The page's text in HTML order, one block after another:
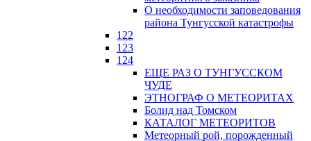
О необходимости заповедования
района Тунгусской катастрофы
122
123
124
ЕЩЕ РАЗ О ТУНГУССКОМ
ЧУДЕ
ЭТНОГРАФ О МЕТЕОРИТАХ
Болид над Томском
КАТАЛОГ МЕТЕОРИТОВ
Метеорный рой, порожденный